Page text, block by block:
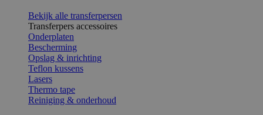
Bekijk alle transferpersen
Transferpers accessoires
Onderplaten
Bescherming
Opslag & inrichting
Teflon kussens
Lasers
Thermo tape
Reiniging & onderhoud